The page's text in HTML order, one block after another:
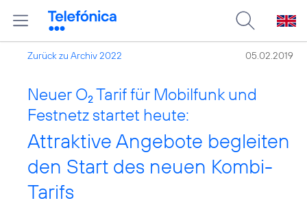
Zurück zu Archiv 2022 05.02.2019
Neuer O2 Tarif für Mobilfunk und
Festnetz startet heute:
Attraktive Angebote begleiten
den Start des neuen Kombi-
Tarifs